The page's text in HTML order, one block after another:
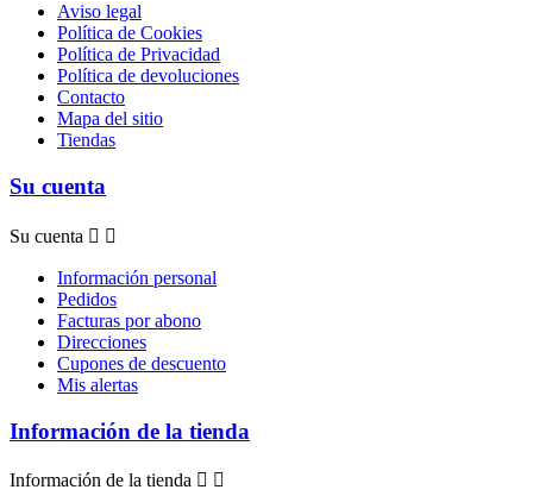
Aviso legal
Política de Cookies
Política de Privacidad
Política de devoluciones
Contacto
Mapa del sitio
Tiendas
Su cuenta
Su cuenta  
Información personal
Pedidos
Facturas por abono
Direcciones
Cupones de descuento
Mis alertas
Información de la tienda
Información de la tienda  